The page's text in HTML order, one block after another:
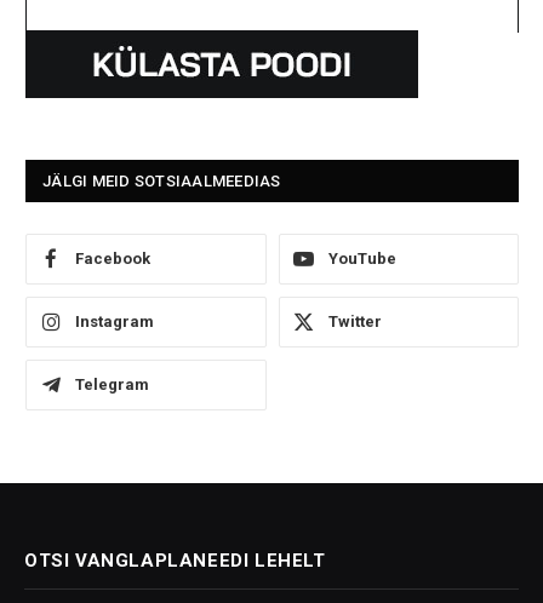
JÄLGI MEID SOTSIAALMEEDIAS
Facebook YouTube
Instagram Twitter
Telegram
OTSI VANGLAPLANEEDI LEHELT